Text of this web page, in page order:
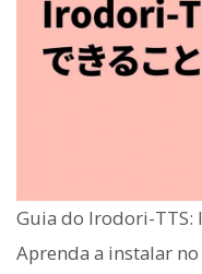
Guia do Irodori-TTS:
Aprenda a instalar